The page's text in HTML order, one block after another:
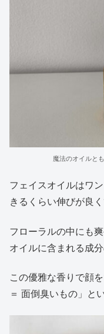
魔法のオイルと
フェイスオイルはワ
きるくらい伸びが良
フローラルの中にも
オイルに含まれる成
この優雅な香りで顔
＝ 面倒臭いもの」と